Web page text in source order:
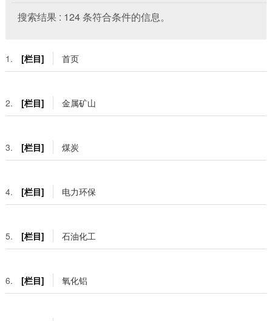
搜索结果 : 124条符合条件的信息。
1. [栏目] 首页
2. [栏目] 金属矿山
3. [栏目] 煤炭
4. [栏目] 电力环保
5. [栏目] 石油化工
6. [栏目] 氧化铝